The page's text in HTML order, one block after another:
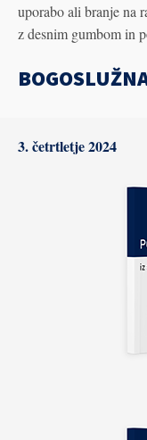
uporabo ali branje na
z desnim gumbom in
3. četrtletje 2024